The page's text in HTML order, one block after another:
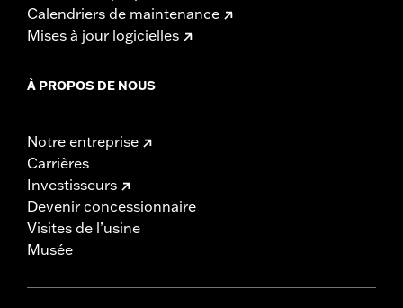
Calendriers de maintenance
Mises à jour logicielles
À PROPOS DE NOUS
Notre entreprise
Carrières
Investisseurs
Devenir concessionnaire
Visites de l’usine
Musée